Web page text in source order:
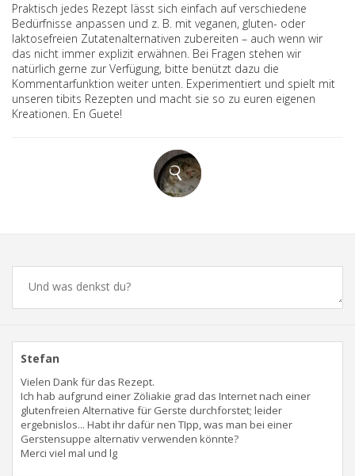
Praktisch jedes Rezept lässt sich einfach auf verschiedene
Bedürfnisse anpassen und z. B. mit veganen, gluten- oder
laktosefreien Zutatenalternativen zubereiten – auch wenn wir
das nicht immer explizit erwähnen. Bei Fragen stehen wir
natürlich gerne zur Verfügung, bitte benützt dazu die
Kommentarfunktion weiter unten. Experimentiert und spielt mit
unseren tibits Rezepten und macht sie so zu euren eigenen
Kreationen. En Guete!
Stefan
Vielen Dank für das Rezept.
Ich hab aufgrund einer Zöliakie grad das Internet nach einer
glutenfreien Alternative für Gerste durchforstet; leider
ergebnislos... Habt ihr dafür nen TIpp, was man bei einer
Gerstensuppe alternativ verwenden könnte?
Merci viel mal und lg